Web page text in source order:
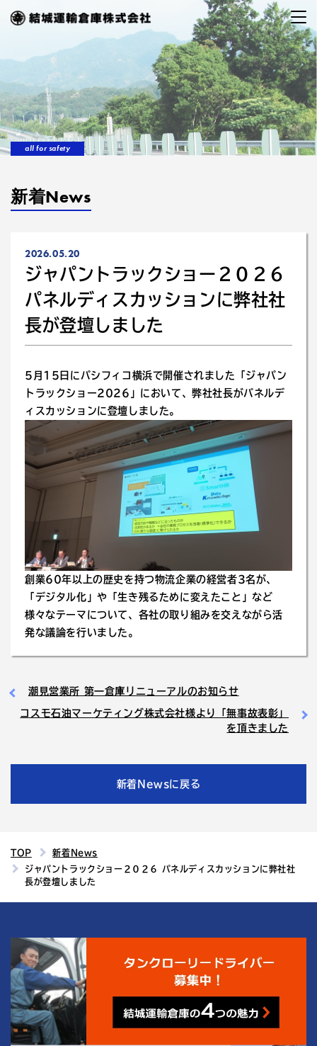
all for safety
新着News
2026.05.20
ジャパントラックショー２０２６
パネルディスカッションに弊社社
長が登壇しました
5月15日にパシフィコ横浜で開催されました「ジャパン
トラックショー2026」において、弊社社長がパネルデ
ィスカッションに登壇しました。
創業60年以上の歴史を持つ物流企業の経営者3名が、
「デジタル化」や「生き残るために変えたこと」など
様々なテーマについて、各社の取り組みを交えながら活
発な議論を行いました。
潮見営業所 第一倉庫リニューアルのお知らせ
コスモ石油マーケティング株式会社様より「無事故表彰」
を頂きました
新着Newsに戻る
TOP
新着News
ジャパントラックショー２０２６ パネルディスカッションに弊社社
長が登壇しました
結城運輸倉庫の4